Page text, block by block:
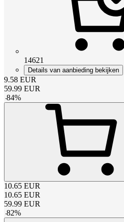
14621
Details van aanbieding bekijken
9.58 EUR
59.99 EUR
-84%
10.65 EUR
10.65 EUR
59.99 EUR
-82%